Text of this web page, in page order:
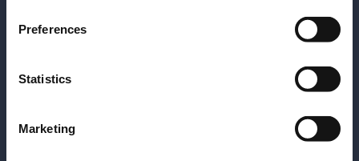
Preferences
Statistics
Marketing
Paradiso: desde una idea personal
Margarita Sader nos hablan de
errores, evolución del concepto y
LEER MÁS
detrás del
Please y del
bares más
York que han
En esta
LEER MÁS